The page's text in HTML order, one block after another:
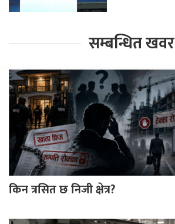
सम्बन्धित खवर
किन त्रसित छ निजी क्षेत्र?